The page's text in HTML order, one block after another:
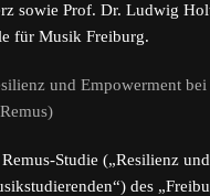
sowie Prof. Dr. Ludwig
für Musik Freiburg.
und Empowerment bei
Studie („Resilienz und
des